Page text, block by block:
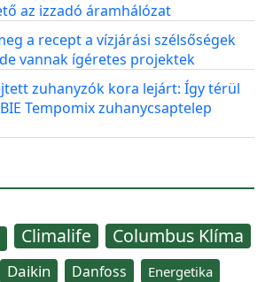
az izzadó áramhálózat
a recept a vízjárási szélsőségek
vannak ígéretes projektek
zuhanyzók kora lejárt: Így térül
Tempomix zuhanycsaptelep
Climalife Columbus Klíma
Daikin Danfoss Energetika